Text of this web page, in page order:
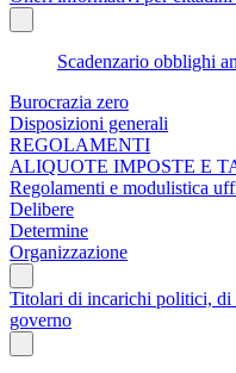
Scadenzario obblighi
Burocrazia zero
Disposizioni generali
REGOLAMENTI
ALIQUOTE IMPOSTE E
Regolamenti e modulistica
Delibere
Determine
Organizzazione
Titolari di incarichi politici, di
governo